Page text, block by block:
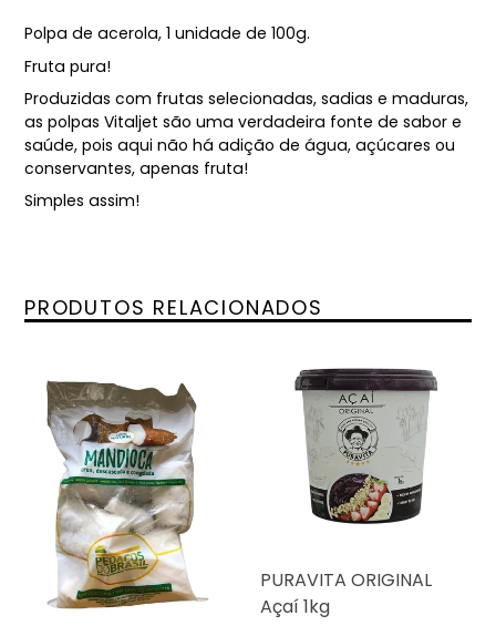
Polpa de acerola, 1 unidade de 100g.
Fruta pura!
Produzidas com frutas selecionadas, sadias e maduras,
as polpas Vitaljet são uma verdadeira fonte de sabor e
saúde, pois aqui não há adição de água, açúcares ou
conservantes, apenas fruta!
Simples assim!
PRODUTOS RELACIONADOS
PURAVITA ORIGINAL
Açaí 1kg